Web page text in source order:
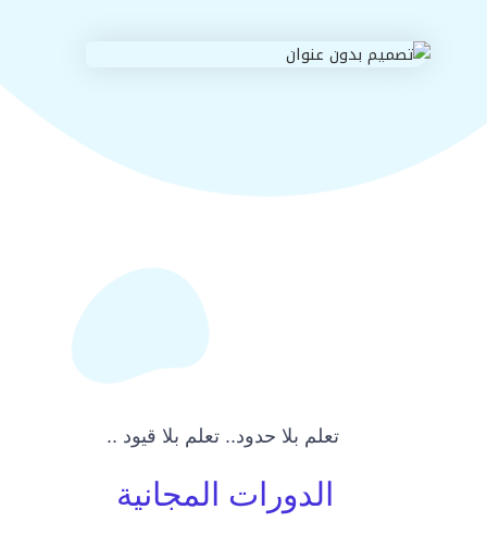
تعلم بلا حدود.. تعلم بلا قيود ..
الدورات المجانية